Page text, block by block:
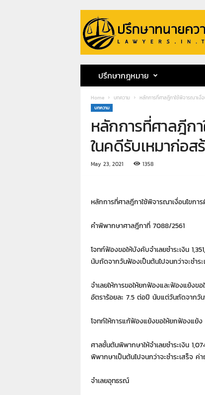
ป
ก
ษ
ปรึกษากฎหมาย
Home บทความ หลักการที่ศาลฎีกาใช้พิจารณาเ
บทความ
หลักการที่ศาลฎีก
ในคดีรับเหมาก่อส
May 23, 2021 1358
หลักการที่ศาลฎีกาใช้พิจารณาเงื่อนไขก
คำพิพากษาศาลฎีกาที่ 7088/2561
โจทก์ฟ้องขอให้บังคับจำเลยชำระเงิน
นับถัดจากวันฟ้องเป็นต้นไปจนกว่าจะชำร
จำเลยให้การขอให้ยกฟ้องและฟ้องแย้งข
อัตราร้อยละ 7.5 ต่อปี นับแต่วันถัดจากวัน
โจทก์ให้การแก้ฟ้องแย้งขอให้ยกฟ้องแย้ง
ศาลชั้นต้นพิพากษาให้จำเลยชำระเงิน
พิพากษาเป็นต้นไปจนกว่าจะชำระเสร็จ
จำเลยอุทธรณ์